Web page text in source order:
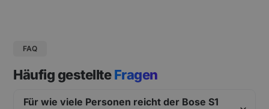
FAQ
Häufig gestellteFragen
Für wie viele Personen reicht der Bose S1